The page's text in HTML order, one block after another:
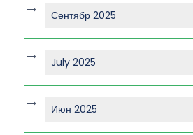
Сентябр 2025
July 2025
Июн 2025